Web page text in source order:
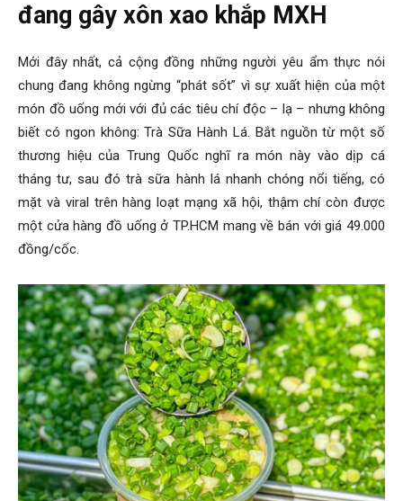
đang gây xôn xao khắp MXH
Mới đây nhất, cả cộng đồng những người yêu ẩm thực nói
chung đang không ngừng “phát sốt” vì sự xuất hiện của một
món đồ uống mới với đủ các tiêu chí độc – lạ – nhưng không
biết có ngon không: Trà Sữa Hành Lá. Bắt nguồn từ một số
thương hiệu của Trung Quốc nghĩ ra món này vào dịp cá
tháng tư, sau đó trà sữa hành lá nhanh chóng nổi tiếng, có
mặt và viral trên hàng loạt mạng xã hội, thậm chí còn được
một cửa hàng đồ uống ở TP.HCM mang về bán với giá 49.000
đồng/cốc.